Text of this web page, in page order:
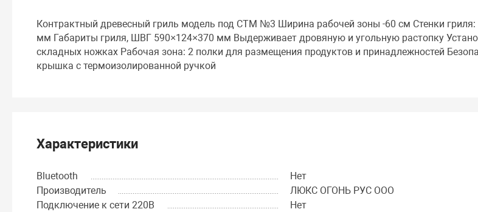
Контрактный древесный гриль модель под СТМ №3 Ширина рабочей зоны -60 см Стенки гриля:
мм Габариты гриля, ШВГ 590×124×370 мм Выдерживает дровяную и угольную растопку
складных ножках Рабочая зона: 2 полки для размещения продуктов и принадлежностей
крышка с термоизолированной ручкой
Характеристики
Bluetooth
Нет
Производитель
ЛЮКС ОГОНЬ РУС ООО
Подключение к сети 220В
Нет